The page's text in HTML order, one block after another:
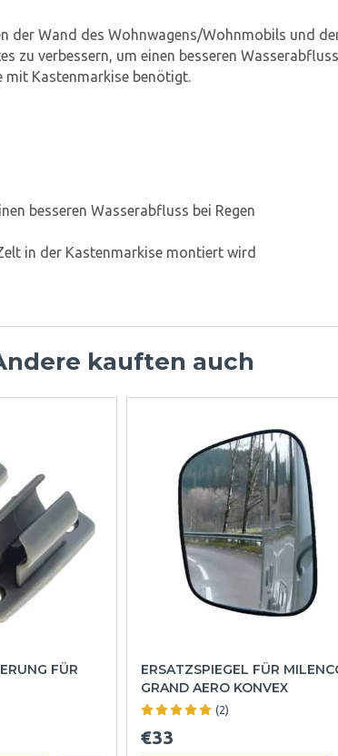
der Wand des Wohnwagens/Wohnmobils und
zu verbessern, um einen besseren
mit Kastenmarkise benötigt.
besseren Wasserabfluss bei Regen
in der Kastenmarkise montiert wird
kauften auch
FÜR
ERSATZSPIEGEL FÜR
GRAND AERO KONVEX
(2)
€33